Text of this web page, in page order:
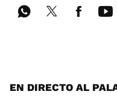
EN DIRECTO AL